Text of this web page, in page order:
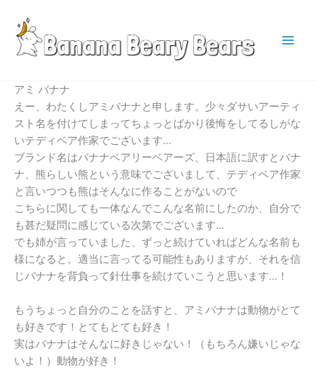
content
アミ バナナ
えー、わたくしアミバナナと申します。少々ダサいアーティ
スト名を付けてしまってちょっとばかり後悔をしてるしがな
いテディベア作家でございます…
ブランド名はバナナベアリーベアーズ、日本語に訳すとバナ
ナ、熊らしい熊という意味でございまして、テディベア作家
と言いつつも熊はそんなに作ることがないので
こちらに関しても一体なんでこんな名前にしたのか、自分で
も甚だ疑問に感じている次第でございます…
でも姉が言っていました、ずっと続けていればどんな名前も
様になると。適当に言ってる可能性もありますが、それを信
じバナナを背負って針仕事を続けていこうと思います…！
もうちょっと自分のことを話すと、アミバナナは動物がとて
も好きです！とてもとても好き！
実はバナナはそんなに好きじゃない！（もちろん嫌いじゃな
いよ！）動物が好き！